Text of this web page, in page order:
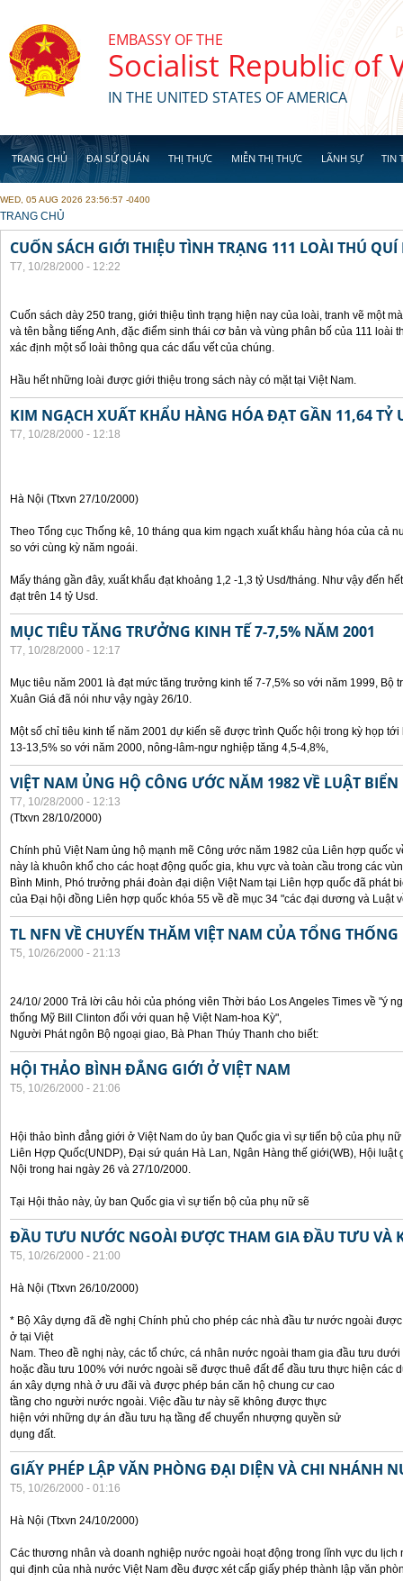
EMBASSY OF THE
Socialist Republic of
IN THE UNITED STATES OF AMERICA
TRANG CHỦ ĐẠI SỨ QUÁN THỊ THỰC MIỄN THỊ THỰC LÃNH SỰ TIN
WED, 05 AUG 2026 23:56:57 -0400
YOU ARE HERE
TRANG CHỦ
CUỐN SÁCH GIỚI THIỆU TÌNH TRẠNG 111 LOÀI THÚ QUÍ
T7, 10/28/2000 - 12:22
Cuốn sách dày 250 trang, giới thiệu tình trạng hiện nay của loài, tranh vẽ một
và tên bằng tiếng Anh, đặc điểm sinh thái cơ bản và vùng phân bố của 111 loài
xác định một số loài thông qua các dấu vết của chúng.
Hầu hết những loài được giới thiệu trong sách này có mặt tại Việt Nam.
KIM NGẠCH XUẤT KHẨU HÀNG HÓA ĐẠT GẦN 11,64 TỶ
T7, 10/28/2000 - 12:18
Hà Nội (Ttxvn 27/10/2000)
Theo Tổng cục Thống kê, 10 tháng qua kim ngạch xuất khẩu hàng hóa của cả
so với cùng kỳ năm ngoái.
Mấy tháng gần đây, xuất khẩu đạt khoảng 1,2 -1,3 tỷ Usd/tháng. Như vậy đến
đạt trên 14 tỷ Usd.
MỤC TIÊU TĂNG TRƯỞNG KINH TẾ 7-7,5% NĂM 2001
T7, 10/28/2000 - 12:17
Mục tiêu năm 2001 là đạt mức tăng trưởng kinh tế 7-7,5% so với năm 1999, Bộ
Xuân Giá đã nói như vậy ngày 26/10.
Một số chỉ tiêu kinh tế năm 2001 dự kiến sẽ được trình Quốc hội trong kỳ họp
13-13,5% so với năm 2000, nông-lâm-ngư nghiệp tăng 4,5-4,8%,
VIỆT NAM ỦNG HỘ CÔNG ƯỚC NĂM 1982 VỀ LUẬT BIỂN
T7, 10/28/2000 - 12:13
(Ttxvn 28/10/2000)
Chính phủ Việt Nam ủng hộ mạnh mẽ Công ước năm 1982 của Liên hợp quốc
này là khuôn khổ cho các hoạt động quốc gia, khu vực và toàn cầu trong các
Bình Minh, Phó trưởng phái đoàn đại diện Việt Nam tại Liên hợp quốc đã phát
của Đại hội đồng Liên hợp quốc khóa 55 về đề mục 34 "các đại dương và Luật
TL NFN VỀ CHUYẾN THĂM VIỆT NAM CỦA TỔNG
T5, 10/26/2000 - 21:13
24/10/ 2000 Trả lời câu hỏi của phóng viên Thời báo Los Angeles Times về "ý
thống Mỹ Bill Clinton đối với quan hệ Việt Nam-hoa Kỳ",
Người Phát ngôn Bộ ngoại giao, Bà Phan Thúy Thanh cho biết:
HỘI THẢO BÌNH ĐẲNG GIỚI Ở VIỆT NAM
T5, 10/26/2000 - 21:06
Hội thảo bình đẳng giới ở Việt Nam do ủy ban Quốc gia vì sự tiến bộ của phụ
Liên Hợp Quốc(UNDP), Đại sứ quán Hà Lan, Ngân Hàng thế giới(WB), Hội luật
Nội trong hai ngày 26 và 27/10/2000.
Tại Hội thảo này, ủy ban Quốc gia vì sự tiến bộ của phụ nữ sẽ
ĐẦU TƯU NƯỚC NGOÀI ĐƯỢC THAM GIA ĐẦU TƯU VÀ
T5, 10/26/2000 - 21:00
Hà Nội (Ttxvn 26/10/2000)
* Bộ Xây dựng đã đề nghị Chính phủ cho phép các nhà đầu tư nước ngoài
ở tại Việt
Nam. Theo đề nghị này, các tổ chức, cá nhân nước ngoài tham gia đầu tưu
hoặc đầu tưu 100% với nước ngoài sẽ được thuê đất để đầu tưu thực hiện các
án xây dựng nhà ở ưu đãi và được phép bán căn hộ chung cư cao
tầng cho người nước ngoài. Việc đầu tư này sẽ không được thực
hiện với những dự án đầu tưu hạ tầng để chuyển nhượng quyền sử
dụng đất.
GIẤY PHÉP LẬP VĂN PHÒNG ĐẠI DIỆN VÀ CHI NHÁNH
T5, 10/26/2000 - 01:16
Hà Nội (Ttxvn 24/10/2000)
Các thương nhân và doanh nghiệp nước ngoài hoạt động trong lĩnh vực du lịch
qui định của nhà nước Việt Nam đều được xét cấp giấy phép thành lập văn